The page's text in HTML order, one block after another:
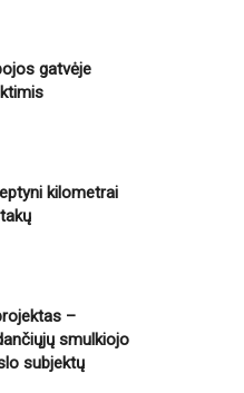
gatvėje
kilometrai
–
smulkiojo
subjektų